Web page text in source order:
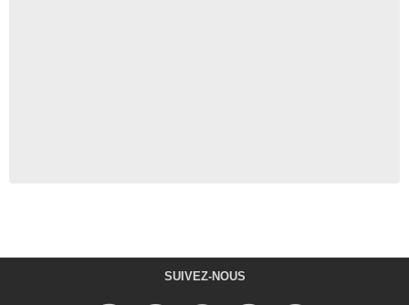
SUIVEZ-NOUS